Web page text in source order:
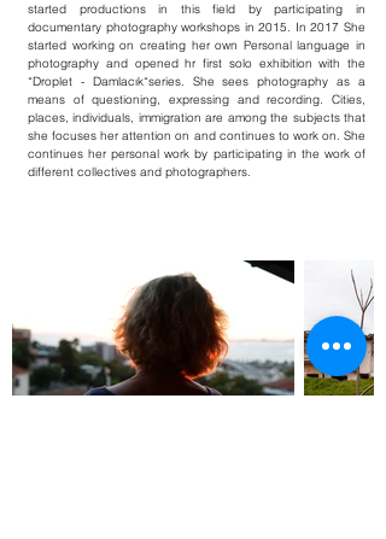
started productions in this field by participating in
documentary photography workshops in 2015. In 2017 She
started working on creating her own Personal language in
photography and opened hr first solo exhibition with the
“Droplet - Damlacık“series. She sees photography as a
means of questioning, expressing and recording. Cities,
places, individuals, immigration are among the subjects that
she focuses her attention on and continues to work on. She
continues her personal work by participating in the work of
different collectives and photographers.